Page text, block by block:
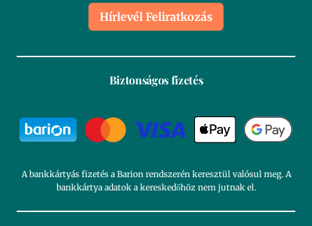
Hírlevél Feliratkozás
Biztonságos fizetés
A bankkártyás fizetés a Barion rendszerén keresztül valósul meg. A
bankkártya adatok a kereskedőhöz nem jutnak el.